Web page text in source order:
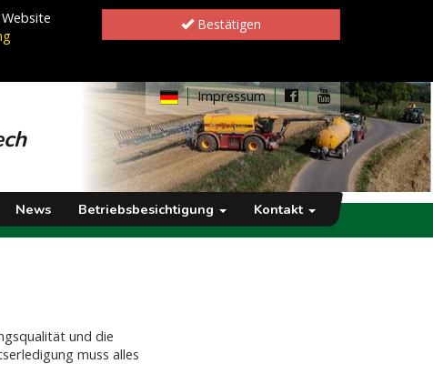
Bestätigen
Impressum
News Betriebsbesichtigung Kontakt
und die
muss alles